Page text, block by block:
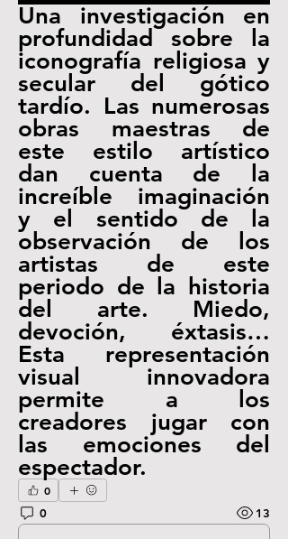
Una investigación en
profundidad sobre la
iconografía religiosa y
secular del gótico
tardío. Las numerosas
obras maestras de
este estilo artístico
dan cuenta de la
increíble imaginación
y el sentido de la
observación de los
artistas de este
periodo de la historia
del arte. Miedo,
devoción, éxtasis…
Esta representación
visual innovadora
permite a los
creadores jugar con
las emociones del
espectador.
0
0
13